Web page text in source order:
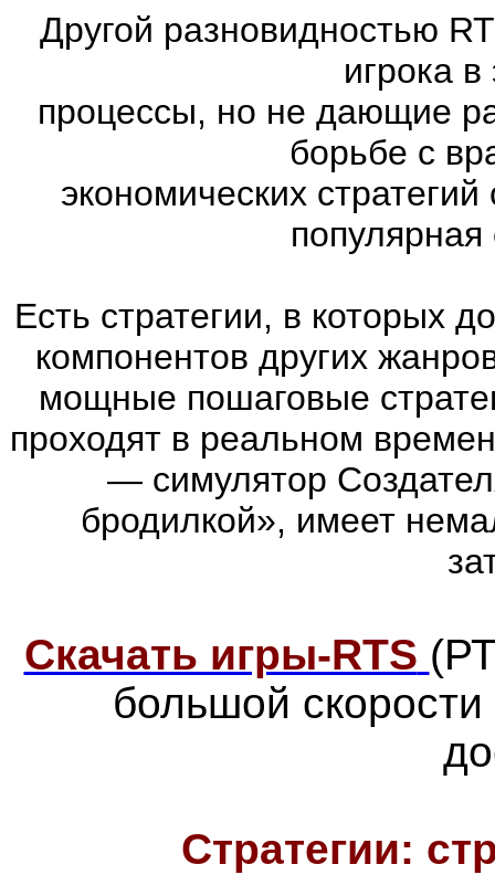
Другой разновидностью
игрока
процессы, но не дающие
борьбе с
экономических
Есть стратегии, в которых
компонентов других
мощные пошаговые
проходят в реальном
— симулятор
бродилкой», имеет
Скачать игры-RTS
большой скорости
Стратегии: